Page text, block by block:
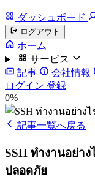
ダッシュボード
ログアウト
ホーム
サービス
記事
会社情報
ログイン 登録
0%
記事一覧へ戻る
SSH ทำงานอย่าง
ปลอดภัย